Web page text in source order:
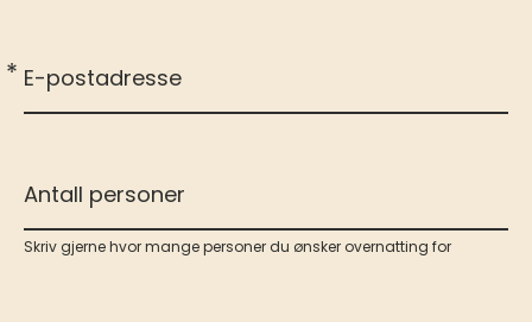
E-postadresse
*
Antall personer
Skriv gjerne hvor mange personer du ønsker overnatting for